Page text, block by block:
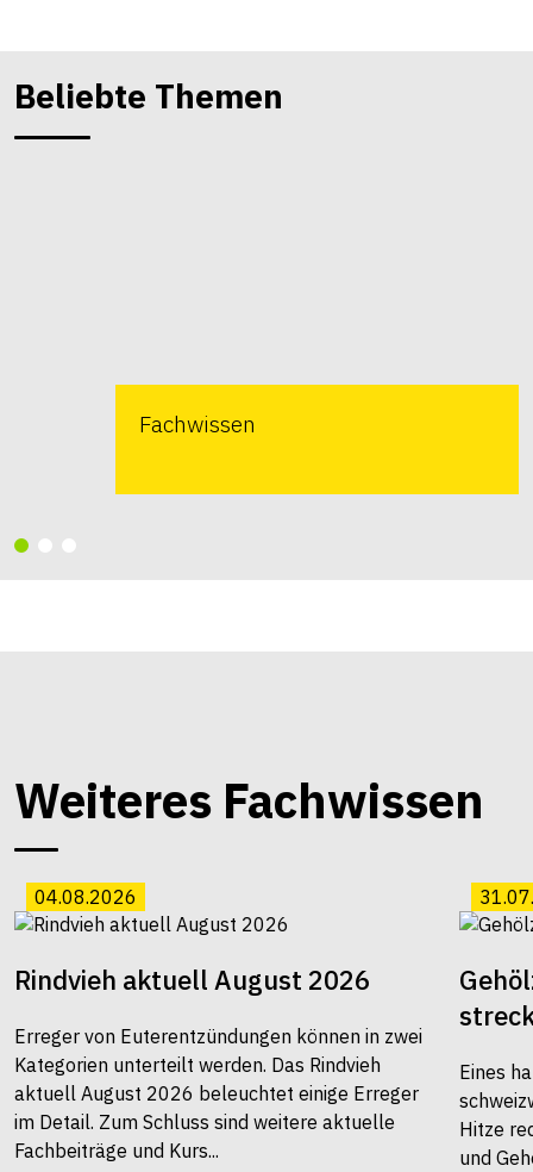
Beliebte Themen
Fachwissen
Weiteres Fachwissen
04.08.2026
Rindvieh aktuell August 2026
Erreger von Euterentzündungen können in zwei
Kategorien unterteilt werden. Das Rindvieh
aktuell August 2026 beleuchtet einige Erreger
im Detail. Zum Schluss sind weitere aktuelle
Fachbeiträge und Kurs...
Eines
Hitze
und